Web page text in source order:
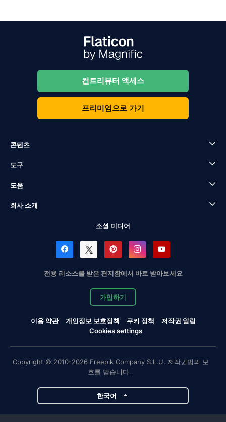
컨트리뷰터 액세스
프리미엄으로 가기
콘텐츠
도구
도움
회사 소개
소셜 미디어
전용 리소스를 받은 편지함에서 바로 받아보세요
가입하기
이용 약관 개인정보 보호정책 쿠키 정책
저작권 알림
Cookies settings
Copyright © 2010-2026 Freepik Company S.L.U. 저작권법의 보
호를 받습니다..
한국어